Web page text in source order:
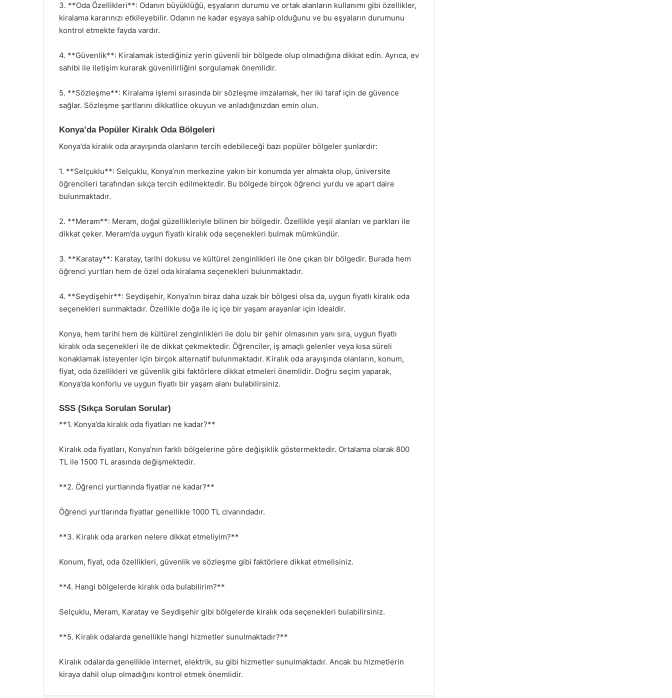
3. **Oda Özellikleri**: Odanın büyüklüğü, eşyaların durumu ve ortak alanların kullanımı gibi özellikler,
kiralama kararınızı etkileyebilir. Odanın ne kadar eşyaya sahip olduğunu ve bu eşyaların durumunu
kontrol etmekte fayda vardır.
4. **Güvenlik**: Kiralamak istediğiniz yerin güvenli bir bölgede olup olmadığına dikkat edin. Ayrıca, ev
sahibi ile iletişim kurarak güvenilirliğini sorgulamak önemlidir.
5. **Sözleşme**: Kiralama işlemi sırasında bir sözleşme imzalamak, her iki taraf için de güvence
sağlar. Sözleşme şartlarını dikkatlice okuyun ve anladığınızdan emin olun.
Konya’da Popüler Kiralık Oda Bölgeleri
Konya’da kiralık oda arayışında olanların tercih edebileceği bazı popüler bölgeler şunlardır:
1. **Selçuklu**: Selçuklu, Konya’nın merkezine yakın bir konumda yer almakta olup, üniversite
öğrencileri tarafından sıkça tercih edilmektedir. Bu bölgede birçok öğrenci yurdu ve apart daire
bulunmaktadır.
2. **Meram**: Meram, doğal güzellikleriyle bilinen bir bölgedir. Özellikle yeşil alanları ve parkları ile
dikkat çeker. Meram’da uygun fiyatlı kiralık oda seçenekleri bulmak mümkündür.
3. **Karatay**: Karatay, tarihi dokusu ve kültürel zenginlikleri ile öne çıkan bir bölgedir. Burada hem
öğrenci yurtları hem de özel oda kiralama seçenekleri bulunmaktadır.
4. **Seydişehir**: Seydişehir, Konya’nın biraz daha uzak bir bölgesi olsa da, uygun fiyatlı kiralık oda
seçenekleri sunmaktadır. Özellikle doğa ile iç içe bir yaşam arayanlar için idealdir.
Konya, hem tarihi hem de kültürel zenginlikleri ile dolu bir şehir olmasının yanı sıra, uygun fiyatlı
kiralık oda seçenekleri ile de dikkat çekmektedir. Öğrenciler, iş amaçlı gelenler veya kısa süreli
konaklamak isteyenler için birçok alternatif bulunmaktadır. Kiralık oda arayışında olanların, konum,
fiyat, oda özellikleri ve güvenlik gibi faktörlere dikkat etmeleri önemlidir. Doğru seçim yaparak,
Konya’da konforlu ve uygun fiyatlı bir yaşam alanı bulabilirsiniz.
SSS (Sıkça Sorulan Sorular)
**1. Konya’da kiralık oda fiyatları ne kadar?**
Kiralık oda fiyatları, Konya’nın farklı bölgelerine göre değişiklik göstermektedir. Ortalama olarak 800
TL ile 1500 TL arasında değişmektedir.
**2. Öğrenci yurtlarında fiyatlar ne kadar?**
Öğrenci yurtlarında fiyatlar genellikle 1000 TL civarındadır.
**3. Kiralık oda ararken nelere dikkat etmeliyim?**
Konum, fiyat, oda özellikleri, güvenlik ve sözleşme gibi faktörlere dikkat etmelisiniz.
**4. Hangi bölgelerde kiralık oda bulabilirim?**
Selçuklu, Meram, Karatay ve Seydişehir gibi bölgelerde kiralık oda seçenekleri bulabilirsiniz.
**5. Kiralık odalarda genellikle hangi hizmetler sunulmaktadır?**
Kiralık odalarda genellikle internet, elektrik, su gibi hizmetler sunulmaktadır. Ancak bu hizmetlerin
kiraya dahil olup olmadığını kontrol etmek önemlidir.